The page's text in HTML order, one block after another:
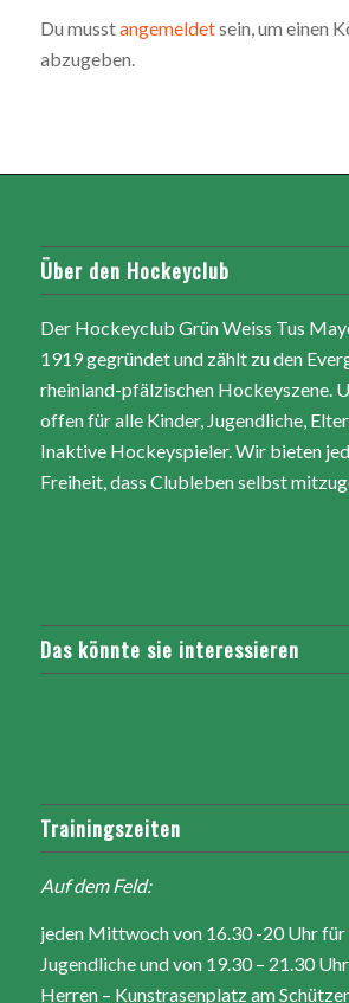
Du musstangemeldetsein, um einen
abzugeben.
Über den Hockeyclub
Der Hockeyclub Grün Weiss Tus
1919 gegründet und zählt zu den
rheinland-pfälzischen Hockeyszene.
offen für alle Kinder, Jugendliche,
Inaktive Hockeyspieler. Wir bieten
Freiheit, dass Clubleben selbst
Das könnte sie interessieren
Trainingszeiten
Auf dem Feld:
jeden Mittwoch von 16.30 -20 Uhr für
Jugendliche und von 19.30 – 21.30
Herren – Kunstrasenplatz am